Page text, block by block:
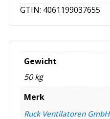
GTIN: 4061199037655
Gewicht
50 kg
Merk
Ruck Ventilatoren GmbH